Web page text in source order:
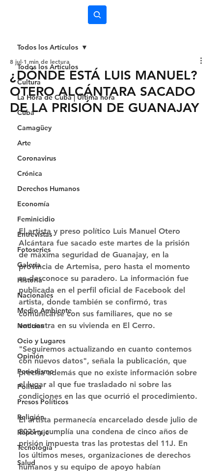
Todos los Artículos
Cultura
La Hora de Cuba | Última hora
Cuba
Camagüey
Arte
Coronavirus
Crónica
Derechos Humanos
Economía
Feminicidio
Entrevistas
Fotoseries
Galería
Historia
Nacionales
Medio Ambiente
Noticias
Ocio y Lugares
Opinión
Periodismo
Política
Presos Políticos
Religión
Reportaje
Tecnología
Salud
Todos los Artículos
¿DÓNDE ESTÁ LUIS MANUEL?
OTERO ALCÁNTARA SACADO
DE LA PRISIÓN DE GUANAJAY
8 jul 1 min de lectura
El artista y preso político Luis Manuel Otero
Alcántara fue sacado este martes de la prisión
de máxima seguridad de Guanajay, en la
provincia de Artemisa, pero hasta el momento
se desconoce su paradero. La información fue
publicada en el perfil oficial de Facebook del
artista, donde también se confirmó, tras
comunicarse con sus familiares, que no se
encuentra en su vivienda en El Cerro.
"Seguiremos actualizando en cuanto contemos
con nuevos datos", señala la publicación, que
precisa además que no existe información sobre
el lugar al que fue trasladado ni sobre las
condiciones en las que ocurrió el procedimiento.
El artista permanecía encarcelado desde julio de
2021 y cumplía una condena de cinco años de
prisión impuesta tras las protestas del 11J. En
los últimos meses, organizaciones de derechos
humanos y su equipo de apoyo habían